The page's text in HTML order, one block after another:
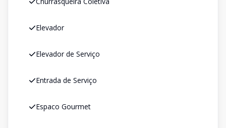
Elevador
Elevador de Serviço
Entrada de Serviço
Espaco Gourmet